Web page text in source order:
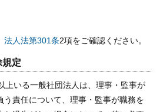
法人法第301条2項をご確認ください。
定
上いる一般社団法人は、理事・監事が
う責任について、理事・監事が職務を